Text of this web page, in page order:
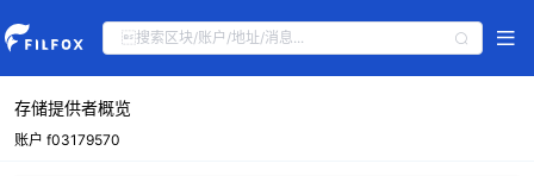
存储提供者概览
账户 f03179570